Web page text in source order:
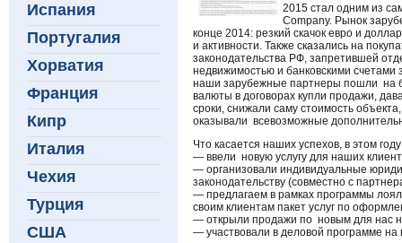
Испания
Португалия
Хорватия
Франция
Кипр
Италия
Чехия
Турция
США
2015 стал одним из
Company. Рынок
конце 2014: резкий скачок евро и
и активности. Также сказались на
законодательства РФ, запретившей
недвижимостью и банковскими
наши зарубежные партнеры пошли на
валюты в договорах купли продажи,
сроки, снижали саму стоимость
оказывали всевозможные
Что касается наших успехов, в этом
— ввели новую услугу для наших
— организовали индивидуальные
законодательству (совместно с
— предлагаем в рамках программы
своим клиентам пакет услуг по
— открыли продажи по новым для нас
— участвовали в деловой программе